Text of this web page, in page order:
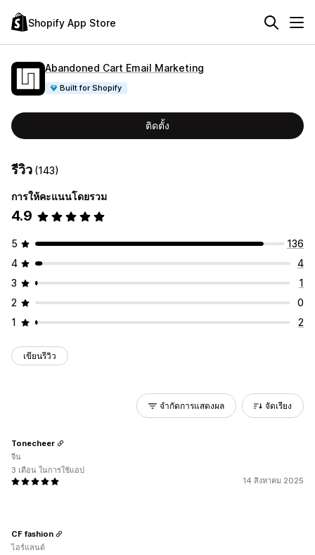
Shopify App Store
Abandoned Cart Email Marketing
Built for Shopify
ติดตั้ง
รีวิว (143)
การให้คะแนนโดยรวม
4.9
5
136
4
4
3
1
2
0
1
2
เขียนรีวิว
จำกัดการแสดงผล จัดเรียง
14 สิงหาคม 2025
Tonecheer
จีน
3 เดือน ในการใช้แอป
CF fashion
ไอร์แลนด์